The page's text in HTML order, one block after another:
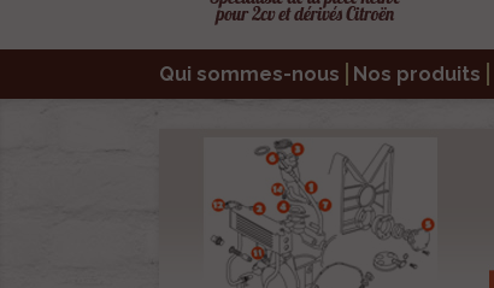
Qui sommes-nous Nos produits